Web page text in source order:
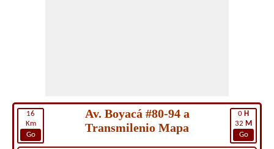
16
Km
Go
0 H
32 M
Go
Av. Boyacá #80-94 a
Transmilenio Mapa